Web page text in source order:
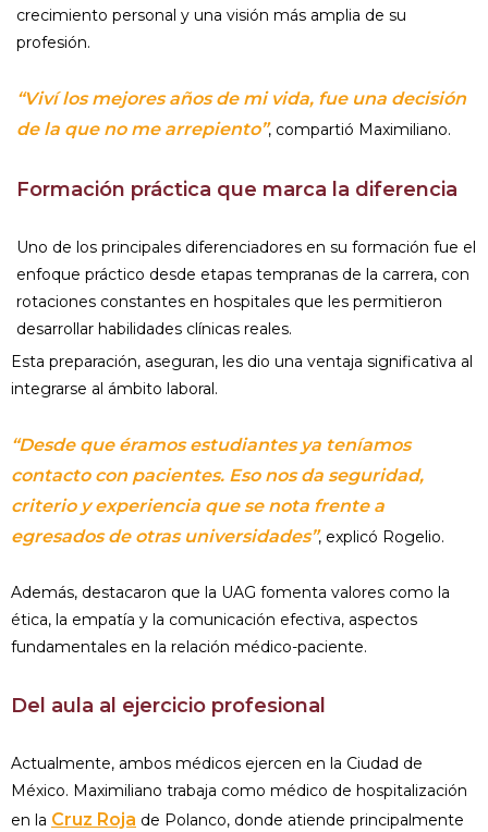
crecimiento personal y una visión más amplia de su
profesión.
“Viví los mejores años de mi vida, fue una decisión
de la que no me arrepiento”, compartió Maximiliano.
Formación práctica que marca la diferencia
Uno de los principales diferenciadores en su formación fue el
enfoque práctico desde etapas tempranas de la carrera, con
rotaciones constantes en hospitales que les permitieron
desarrollar habilidades clínicas reales.
Esta preparación, aseguran, les dio una ventaja significativa al
integrarse al ámbito laboral.
“Desde que éramos estudiantes ya teníamos
contacto con pacientes. Eso nos da seguridad,
criterio y experiencia que se nota frente a
egresados de otras universidades”, explicó Rogelio.
Además, destacaron que la UAG fomenta valores como la
ética, la empatía y la comunicación efectiva, aspectos
fundamentales en la relación médico-paciente.
Del aula al ejercicio profesional
Actualmente, ambos médicos ejercen en la Ciudad de
México. Maximiliano trabaja como médico de hospitalización
en la Cruz Roja de Polanco, donde atiende principalmente